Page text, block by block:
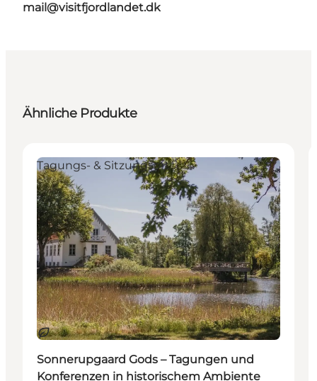
mail@visitfjordlandet.dk
Ähnliche Produkte
Nachhaltig
Tagungs- & Sitzungsort
Sonnerupgaard Gods – Tagungen und
Konferenzen in historischem Ambiente